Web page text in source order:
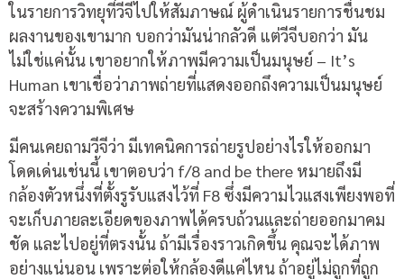
ในรายการวิทยุที่วีจีไปให้สัมภาษณ์ ผู้ดำเนินรายการชื่นชม
ผลงานของเขามาก บอกว่ามันน่ากลัวดี แต่วีจีบอกว่า มัน
ไม่ใช่แค่นั้น เขาอยากให้ภาพมีความเป็นมนุษย์ – It’s
Human เขาเชื่อว่าภาพถ่ายที่แสดงออกถึงความเป็นมนุษย์
จะสร้างความพิเศษ
มีคนเคยถามวีจีว่า มีเทคนิคการถ่ายรูปอย่างไรให้ออกมา
โดดเด่นเช่นนี้ เขาตอบว่า f/8 and be there หมายถึงมี
กล้องตัวหนึ่งที่ตั้งรูรับแสงไว้ที่ F8 ซึ่งมีความไวแสงเพียงพอที่
จะเก็บภายละเอียดของภาพได้ครบถ้วนและถ่ายออกมาคม
ชัด และไปอยู่ที่ตรงนั้น ถ้ามีเรื่องราวเกิดขึ้น คุณจะได้ภาพ
อย่างแน่นอน เพราะต่อให้กล้องดีแค่ไหน ถ้าอยู่ไม่ถูกที่ถูก